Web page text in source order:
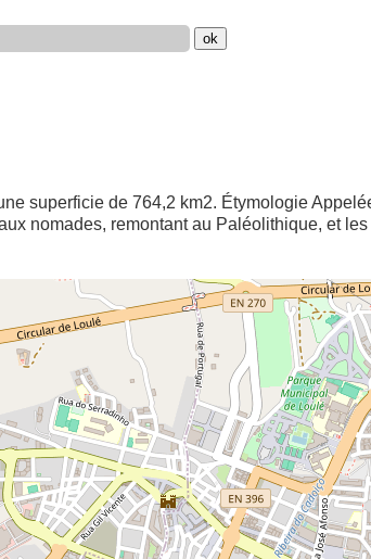
nomades, remontant au Paléolithique, et